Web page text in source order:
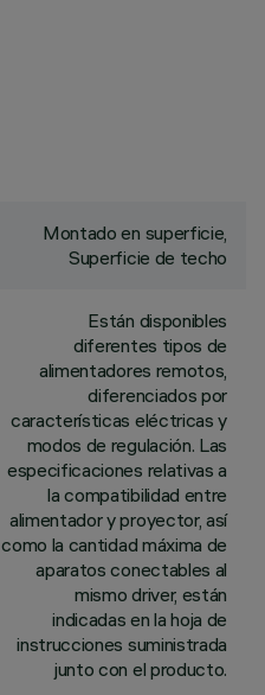
Montado en superficie,
Superficie de techo
Están disponibles
diferentes tipos de
alimentadores remotos,
diferenciados por
características eléctricas y
modos de regulación. Las
especificaciones relativas a
la compatibilidad entre
alimentador y proyector, así
como la cantidad máxima de
aparatos conectables al
mismo driver, están
indicadas en la hoja de
instrucciones suministrada
junto con el producto.